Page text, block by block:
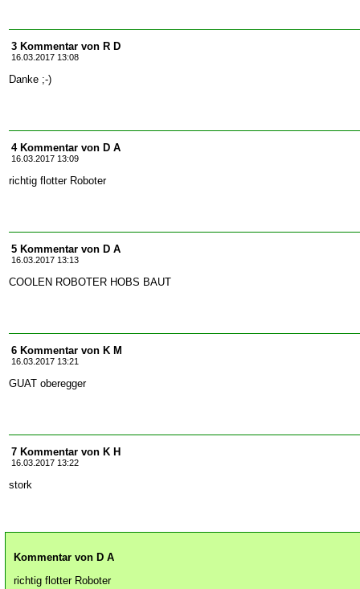
3 Kommentar von R D
16.03.2017 13:08
Danke ;-)
4 Kommentar von D A
16.03.2017 13:09
richtig flotter Roboter
5 Kommentar von D A
16.03.2017 13:13
COOLEN ROBOTER HOBS BAUT
6 Kommentar von K M
16.03.2017 13:21
GUAT oberegger
7 Kommentar von K H
16.03.2017 13:22
stork
Kommentar von D A
richtig flotter Roboter